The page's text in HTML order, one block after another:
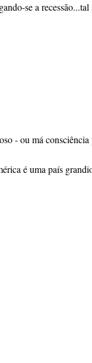
se a
- ou má consciência
é uma país